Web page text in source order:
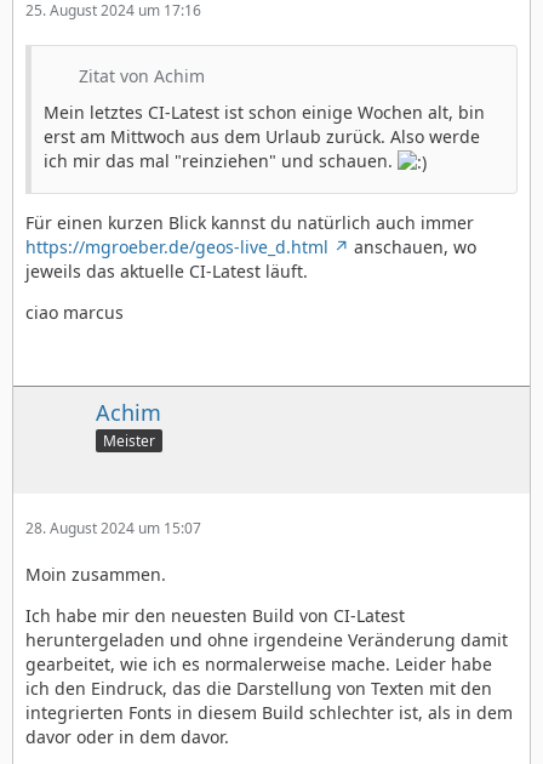
25. August 2024 um 17:16
Zitat von Achim
Mein letztes CI-Latest ist schon einige Wochen alt, bin
erst am Mittwoch aus dem Urlaub zurück. Also werde
ich mir das mal "reinziehen" und schauen.
Für einen kurzen Blick kannst du natürlich auch immer
https://mgroeber.de/geos-live_d.html
anschauen, wo
jeweils das aktuelle CI-Latest läuft.
ciao marcus
Achim
Meister
28. August 2024 um 15:07
Moin zusammen.
Ich habe mir den neuesten Build von CI-Latest
heruntergeladen und ohne irgendeine Veränderung damit
gearbeitet, wie ich es normalerweise mache. Leider habe
ich den Eindruck, das die Darstellung von Texten mit den
integrierten Fonts in diesem Build schlechter ist, als in dem
davor oder in dem davor.